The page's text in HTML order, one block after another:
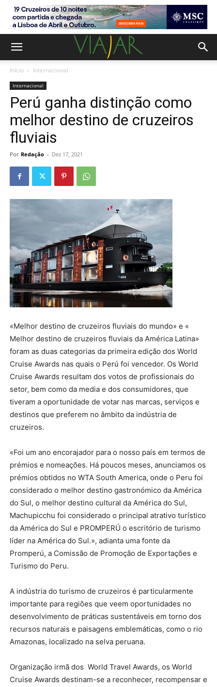
Início Internacional
Internacional
Perú ganha distinção como
melhor destino de cruzeiros
fluviais
Por Redação - Dez 17, 2021
«Melhor destino de cruzeiros fluviais do mundo» e «
Melhor destino de cruzeiros fluviais da América Latina»
foram as duas categorias da primeira edição dos World
Cruise Awards nas quais o Perú foi vencedor. Os World
Cruise Awards resultam dos votos de profissionais do
setor, bem como da media e dos consumidores, que
tiveram a oportunidade de votar nas marcas, serviços e
destinos que preferem no âmbito da indústria de
cruzeiros.
«Foi um ano encorajador para o nosso país em termos de
prémios e nomeações. Há poucos meses, anunciamos os
prémios obtidos no WTA South America, onde o Peru foi
considerado o melhor destino gastronómico da América
do Sul, o melhor destino cultural da América do Sul,
Machupicchu foi considerado o principal atrativo turístico
da América do Sul e PROMPERÚ o escritório de turismo
líder na América do Sul.», adianta uma fonte da
Promperú, a Comissão de Promoção de Exportações e
Turismo do Peru.
A indústria do turismo de cruzeiros é particularmente
importante para regiões que veem oportunidades no
desenvolvimento de práticas sustentáveis ​​em torno dos
recursos naturais e paisagens emblemáticas, como o rio
Amazonas, localizado na selva peruana.
Organização irmã dos World Travel Awards, os World
Cruise Awards destinam-se a reconhecer, recompensar e